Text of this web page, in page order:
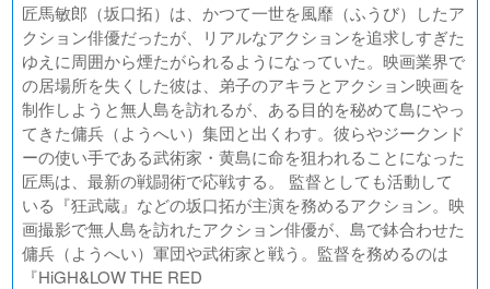
匠馬敏郎（坂口拓）は、かつて一世を風靡（ふうび）したア
クション俳優だったが、リアルなアクションを追求しすぎた
ゆえに周囲から煙たがられるようになっていた。映画業界で
の居場所を失くした彼は、弟子のアキラとアクション映画を
制作しようと無人島を訪れるが、ある目的を秘めて島にやっ
てきた傭兵（ようへい）集団と出くわす。彼らやジークンド
ーの使い手である武術家・黄島に命を狙われることになった
匠馬は、最新の戦闘術で応戦する。 監督としても活動して
いる『狂武蔵』などの坂口拓が主演を務めるアクション。映
画撮影で無人島を訪れたアクション俳優が、島で鉢合わせた
傭兵（ようへい）軍団や武術家と戦う。監督を務めるのは
『HiGH&LOW THE RED